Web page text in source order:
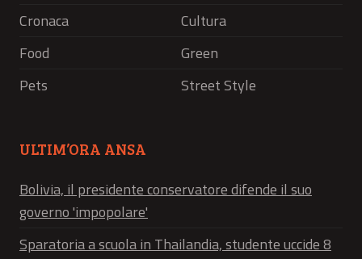
Cronaca
Cultura
Food
Green
Pets
Street Style
ULTIM’ORA ANSA
Bolivia, il presidente conservatore difende il suo
governo 'impopolare'
Sparatoria a scuola in Thailandia, studente uccide 8